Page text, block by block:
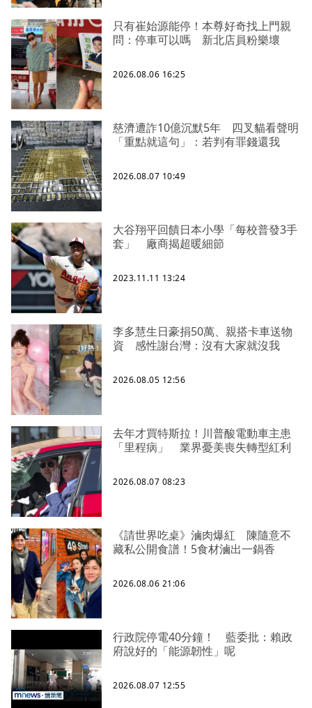
只有崔始源能停！本尊好奇找上門親
問：停車可以嗎 新北店員粉樂壞
2026.08.06 16:25
慈濟遭詐10億沉默5年 四叉貓看聲明
「重點就這句」：若判有罪錢還我
2026.08.07 10:49
大谷翔平回饋日本小學「每校普發3手
套」 廠商揭超暖細節
2023.11.11 13:24
李多慧生日豪捐50萬、親搭卡車送物
資 感性謝台灣：沒有大家就沒我
2026.08.05 12:56
去年才買特斯拉！川普酸電動車主患
「里程病」 業界憂美喪失轉型紅利
2026.08.07 08:23
《請世界吃桌》滷肉爆紅 陳隨意不
藏私公開食譜！5食材滷出一鍋香
2026.08.06 21:06
行政院停電40分鐘！ 藍委批：賴政
府說好的「能源韌性」呢
2026.08.07 12:55